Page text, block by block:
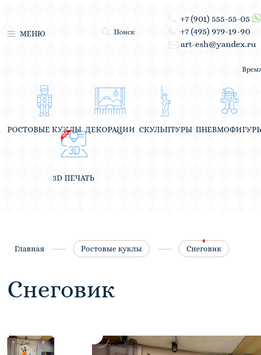
МЕНЮ Поиск
+7 (901) 555-55-05
+7 (495) 979-19-90
art-esh@yandex.ru
РОСТОВЫЕ КУКЛЫ ДЕКОРАЦИИ СКУЛЬПТУРЫ
3D ПЕЧАТЬ
Главная Ростовые куклы Снеговик
Снеговик